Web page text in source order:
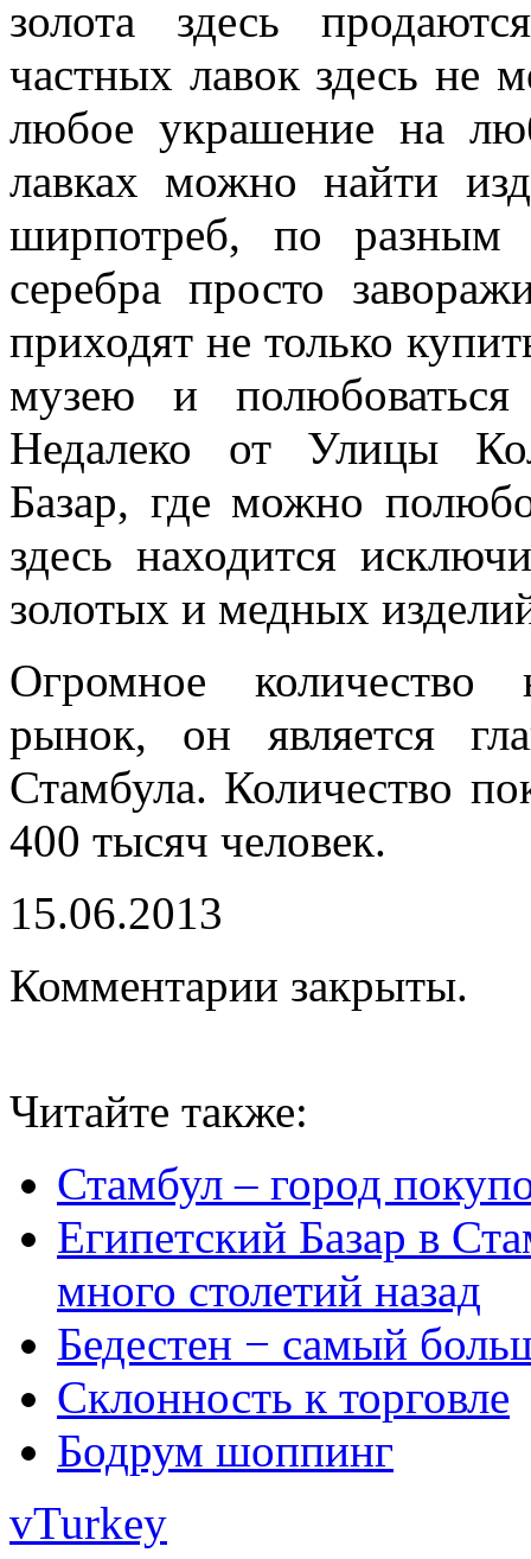
золота здесь
частных лавок здесь не
любое украшение на
лавках можно найти
ширпотреб, по разным
серебра просто
приходят не только
музею и
Недалеко от Улицы
Базар, где можно
здесь находится
золотых и медных
Огромное количество
рынок, он является
Стамбула. Количество
400 тысяч человек.
15.06.2013
Комментарии закрыты.
Читайте также:
Стамбул – город
Египетский Базар в
много столетий назад
Бедестен − самый
Склонность к торговле
Бодрум шоппинг
vTurkey